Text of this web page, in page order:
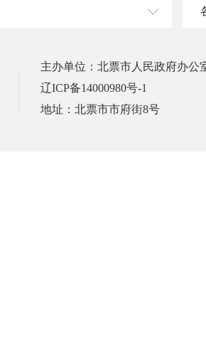
主办单位：北票市人民政府办公
辽ICP备14000980号-1
地址：北票市市府街8号